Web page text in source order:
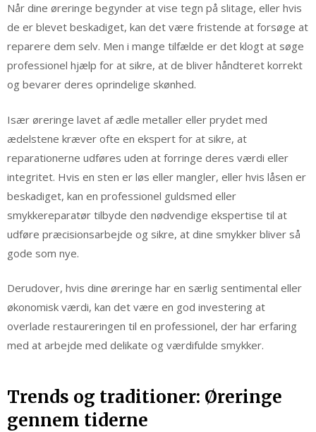
Når dine øreringe begynder at vise tegn på slitage, eller hvis
de er blevet beskadiget, kan det være fristende at forsøge at
reparere dem selv. Men i mange tilfælde er det klogt at søge
professionel hjælp for at sikre, at de bliver håndteret korrekt
og bevarer deres oprindelige skønhed.
Især øreringe lavet af ædle metaller eller prydet med
ædelstene kræver ofte en ekspert for at sikre, at
reparationerne udføres uden at forringe deres værdi eller
integritet. Hvis en sten er løs eller mangler, eller hvis låsen er
beskadiget, kan en professionel guldsmed eller
smykkereparatør tilbyde den nødvendige ekspertise til at
udføre præcisionsarbejde og sikre, at dine smykker bliver så
gode som nye.
Derudover, hvis dine øreringe har en særlig sentimental eller
økonomisk værdi, kan det være en god investering at
overlade restaureringen til en professionel, der har erfaring
med at arbejde med delikate og værdifulde smykker.
Trends og traditioner: Øreringe
gennem tiderne